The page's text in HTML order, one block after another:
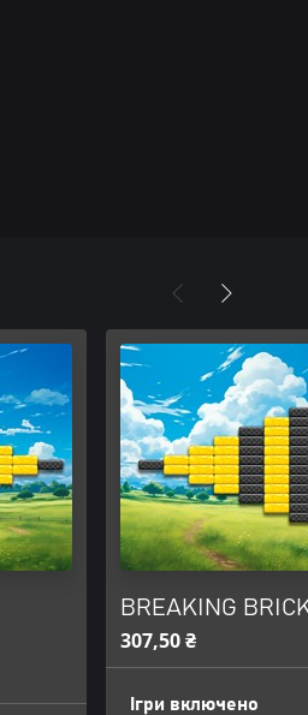
BREAKING
307,50 ₴
Ігри включено